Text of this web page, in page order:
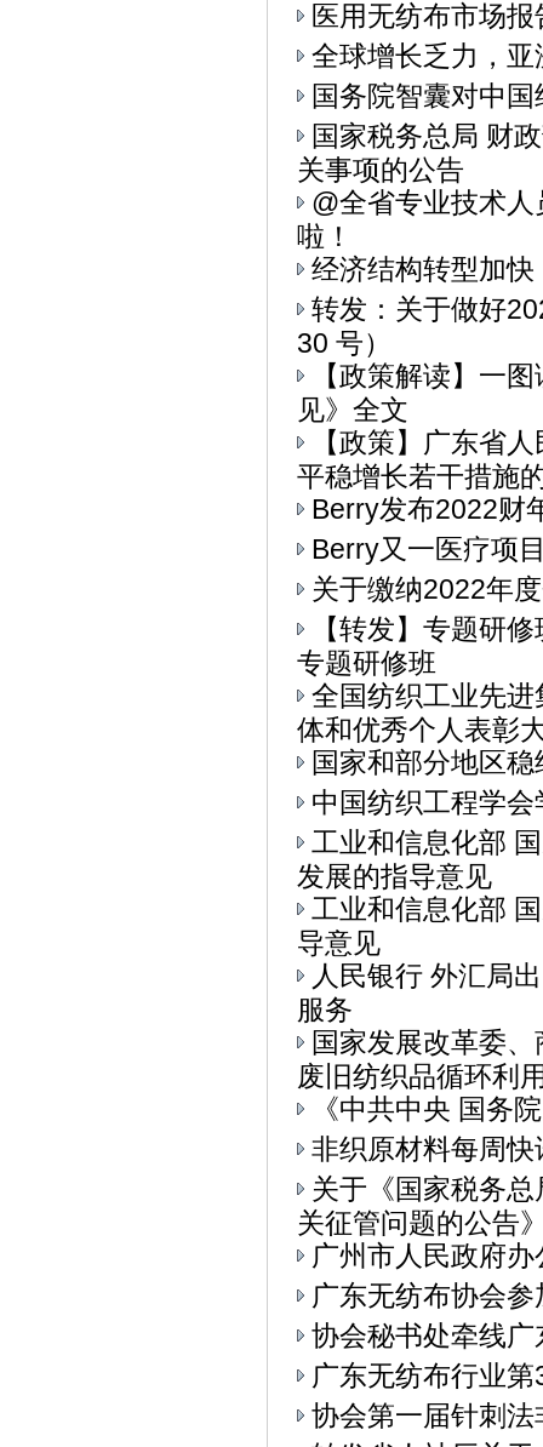
医用无纺布市场报
全球增长乏力，
国务院智囊对中
国家税务总局 财
关事项的公告
@全省专业技术
啦！
经济结构转型加
转发：关于做好
30 号）
【政策解读】一
见》全文
【政策】广东省
平稳增长若干措施
Berry发布2022财
Berry又一医疗项
关于缴纳2022年
【转发】专题研
专题研修班
全国纺织工业先
体和优秀个人表彰
国家和部分地区
中国纺织工程学
工业和信息化部
发展的指导意见
工业和信息化部
导意见
人民银行 外汇局
服务
国家发展改革委
废旧纺织品循环利
《中共中央 国务
非织原材料每周快
关于《国家税务
关征管问题的公告
广州市人民政府
广东无纺布协会参
协会秘书处牵线
广东无纺布行业
协会第一届针刺